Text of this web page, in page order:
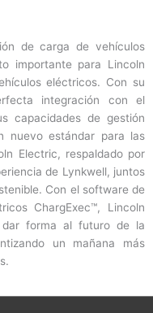
de carga de vehículos
importante para Lincoln
eléctricos. Con su
integración con el
capacidades de gestión
nuevo estándar para las
Electric, respaldado por
de Lynkwell, juntos
Con el software de
ChargExec™, Lincoln
dar forma al futuro de la
un mañana más